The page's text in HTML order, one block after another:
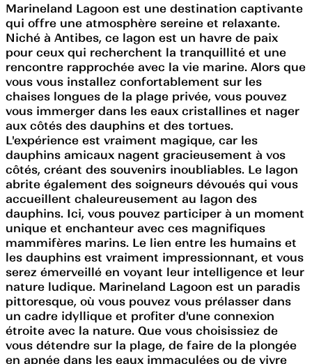
Marineland Lagoon est une destination captivante
qui offre une atmosphère sereine et relaxante.
Niché à Antibes, ce lagon est un havre de paix
pour ceux qui recherchent la tranquillité et une
rencontre rapprochée avec la vie marine. Alors que
vous vous installez confortablement sur les
chaises longues de la plage privée, vous pouvez
vous immerger dans les eaux cristallines et nager
aux côtés des dauphins et des tortues.
L'expérience est vraiment magique, car les
dauphins amicaux nagent gracieusement à vos
côtés, créant des souvenirs inoubliables. Le lagon
abrite également des soigneurs dévoués qui vous
accueillent chaleureusement au lagon des
dauphins. Ici, vous pouvez participer à un moment
unique et enchanteur avec ces magnifiques
mammifères marins. Le lien entre les humains et
les dauphins est vraiment impressionnant, et vous
serez émerveillé en voyant leur intelligence et leur
nature ludique. Marineland Lagoon est un paradis
pittoresque, où vous pouvez vous prélasser dans
un cadre idyllique et profiter d'une connexion
étroite avec la nature. Que vous choisissiez de
vous détendre sur la plage, de faire de la plongée
en apnée dans les eaux immaculées ou de vivre